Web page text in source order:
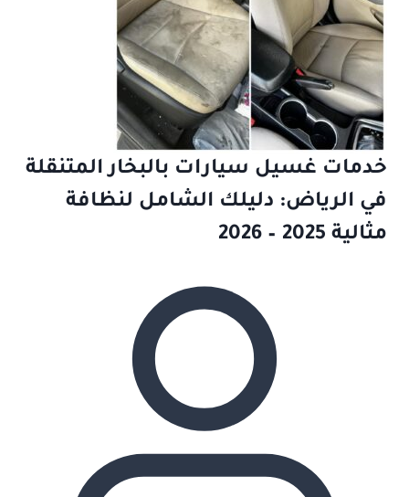
خدمات غسيل سيارات بالبخار المتنقلة
في الرياض: دليلك الشامل لنظافة
مثالية 2025 – 2026